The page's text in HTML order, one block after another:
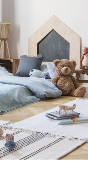
anche tu nel
è grandissima e
rendere più
grazie a
nostra
consigli
tua famiglia,
creatività, vita